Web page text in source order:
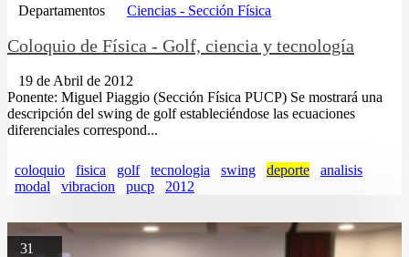
Departamentos Ciencias - Sección Física
Coloquio de Física - Golf, ciencia y tecnología
19 de Abril de 2012
Ponente: Miguel Piaggio (Sección Física PUCP) Se mostrará una
descripción del swing de golf estableciéndose las ecuaciones
diferenciales correspond...
coloquio fisica golf tecnologia swing deporte
analisis
modal
vibracion pucp 2012
31